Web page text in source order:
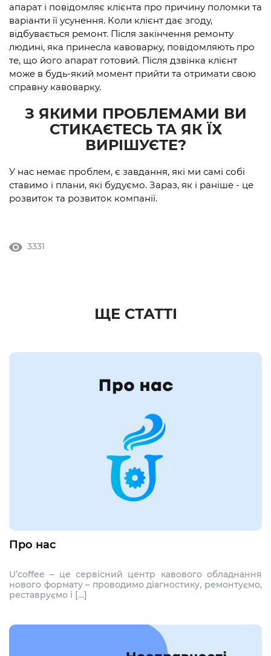
апарат і повідомляє клієнта про причину поломки та
варіанти її усунення. Коли клієнт дає згоду,
відбувається ремонт. Після закінчення ремонту
людині, яка принесла кавоварку, повідомляють про
те, що його апарат готовий. Після дзвінка клієнт
може в будь-який момент прийти та отримати свою
справну кавоварку.
З ЯКИМИ ПРОБЛЕМАМИ ВИ
СТИКАЄТЕСЬ ТА ЯК ЇХ
ВИРІШУЄТЕ?
У нас немає проблем, є завдання, які ми самі собі
ставимо і плани, які будуємо. Зараз, як і раніше - це
розвиток та розвиток компанії.
3331
ЩЕ СТАТТІ
Про нас
U’coffee – це сервісний центр кавового обладнання
нового формату – проводимо діагностику, ремонтуємо,
реставруємо і […]